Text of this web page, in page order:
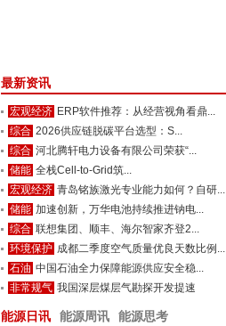
最新资讯
宏观经济 ERP软件推荐：从经营视角看鼎...
综合 2026供应链脱碳平台选型：S...
综合 河北腾轩电力设备有限公司荣获“...
储能 全栈Cell-to-Grid筑...
宏观经济 青岛铭族激光专业能力如何？自研...
储能 加速创新，万华电池持续推进钠电...
综合 联想集团、顺丰、海尔智家齐登2...
环境保护 成都二季度空气质量优良天数比例...
石油 中国石油全力保障能源供应安全稳...
非常规气 我国深层煤层气勘探开发提速
能源日讯 能源周讯 能源思考